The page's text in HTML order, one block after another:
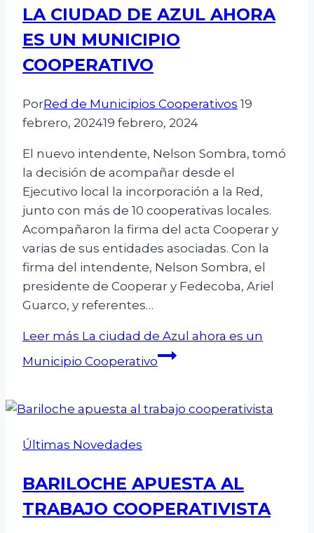
LA CIUDAD DE AZUL AHORA
ES UN MUNICIPIO
COOPERATIVO
PorRed de Municipios Cooperativos 19
febrero, 202419 febrero, 2024
El nuevo intendente, Nelson Sombra, tomó
la decisión de acompañar desde el
Ejecutivo local la incorporación a la Red,
junto con más de 10 cooperativas locales.
Acompañaron la firma del acta Cooperar y
varias de sus entidades asociadas. Con la
firma del intendente, Nelson Sombra, el
presidente de Cooperar y Fedecoba, Ariel
Guarco, y referentes…
Leer más La ciudad de Azul ahora es un
Municipio Cooperativo
Últimas Novedades
BARILOCHE APUESTA AL
TRABAJO COOPERATIVISTA